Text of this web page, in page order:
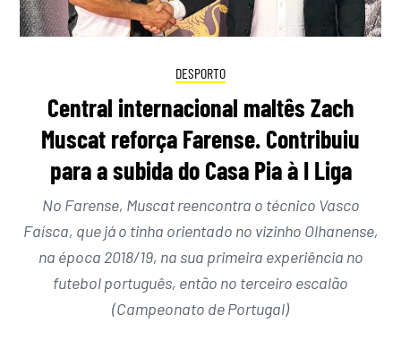
DESPORTO
Central internacional maltês Zach
Muscat reforça Farense. Contribuiu
para a subida do Casa Pia à I Liga
No Farense, Muscat reencontra o técnico Vasco
Faísca, que já o tinha orientado no vizinho Olhanense,
na época 2018/19, na sua primeira experiência no
futebol português, então no terceiro escalão
(Campeonato de Portugal)